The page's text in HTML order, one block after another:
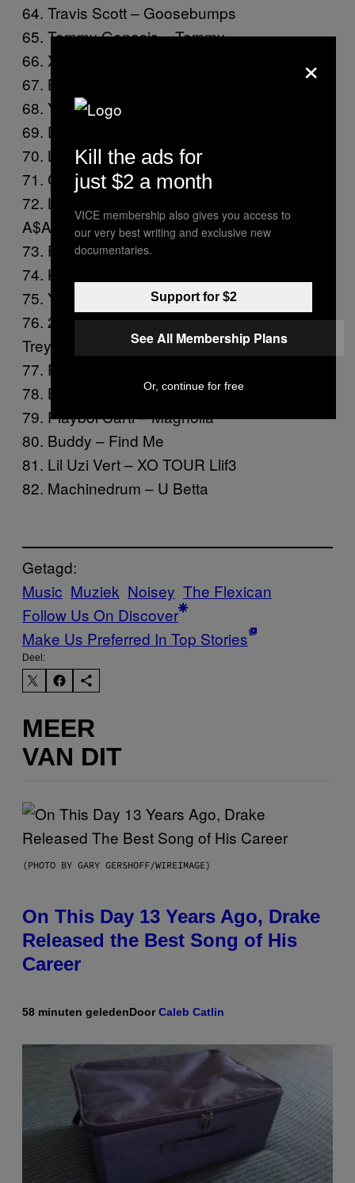
64. Travis Scott – Goosebumps
65. Tommy Genesis – Tommy
66. XXXtentacion – Look At Me
67. Big Shaq – Man’s Not Hot
68. Yung Nnelg – Voor Je Love
69. Drake – Fake Love
70. Leafs – Alright
71. Cassie – Love a Loser
72. Lana Del Rey – Summer Bummer ft.
A$AP Rocky & Playboi Carti
73. Future – Mask Off
74. Kendrick Lamar – Humble
75. Yo Gotti – Rake It Up
76. 2 Chainz – It’s a Vibe ft. Ty Dolla $ign,
Trey Songz & Jhené Aiko
77. Post Malone – rockstar
78. Big Sean – Bounce Back
79. Playboi Carti – Magnolia
80. Buddy – Find Me
81. Lil Uzi Vert – XO TOUR Llif3
82. Machinedrum – U Betta
Getagd:
Music Muziek Noisey The Flexican
Follow Us On Discover
Make Us Preferred In Top Stories
Deel:
MEER
VAN DIT
(PHOTO BY GARY GERSHOFF/WIREIMAGE)
On This Day 13 Years Ago, Drake
Released the Best Song of His
Career
58 minuten geledenDoorCaleb Catlin
×
Kill the ads for
just $2 a month
VICE membership also gives you access to
our very best writing and exclusive new
documentaries.
Support for $2
See All Membership Plans
Or, continue for free